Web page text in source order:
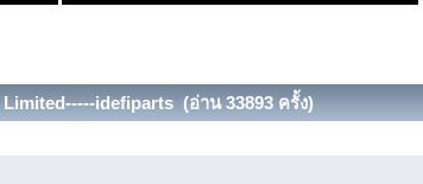
idefiparts (อ่าน 33893 ครั้ง)